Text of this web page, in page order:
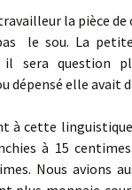
la pièce
le sou. La
sera question
dépensé elle avait
à cette
à 15
Nous avions